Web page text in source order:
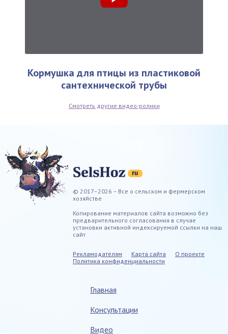
Кормушка для птицы из пластиковой
сантехнической трубы
Смотреть другие видео-ролики
© 2017–2026 – Все о сельском и фермерском
хозяйстве
Копирование материалов сайта возможно без
предварительного согласования в случае
установки активной индексируемой ссылки на наш
сайт
Рекламодателям Карта сайта
О проекте
Политика конфиденциальности
Главная
Консультации
Видео